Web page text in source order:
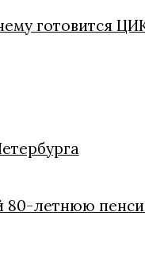
готовится
летнюю